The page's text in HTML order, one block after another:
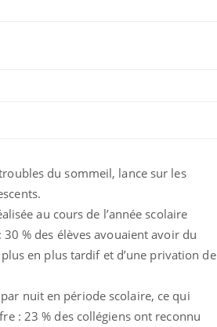
du sommeil, lance sur les
au cours de l’année scolaire
% des élèves avouaient avoir du
en plus tardif et d’une privation de
nuit en période scolaire, ce qui
: 23 % des collégiens ont reconnu